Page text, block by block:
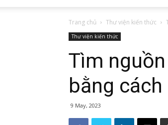
Trang chủ Thư viện kiến thức
Thư viện kiến thức
Tìm
bằng cách
9 May, 2023